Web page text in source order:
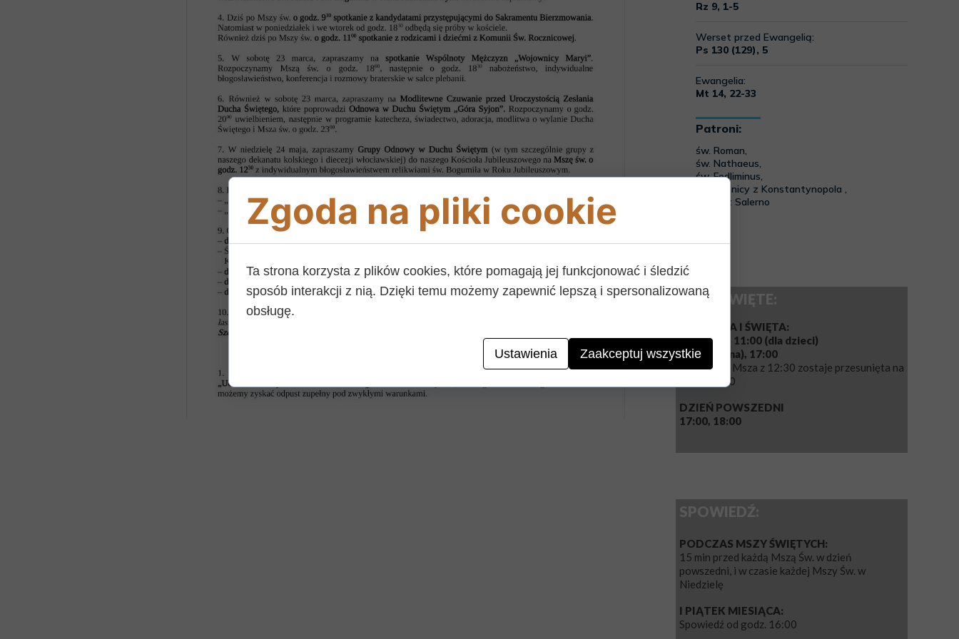
SPOWIEDŹ:
PODCZAS MSZY ŚWIĘTYCH:
15 min przed każdą Mszą Św. w dzień
powszedni, i w czasie każdej Mszy Św. w
Niedzielę
I PIĄTEK MIESIĄCA:
Spowiedź od godz. 16:00
MSZE ŚWIĘTE:
NIEDZIELA I ŚWIĘTA:
8:00, 9:30, 11:00 (dla dzieci)
12:30 (suma), 17:00
W wakacje Msza z 12:30 zostaje przesunięta na
godz. 12:00
DZIEŃ POWSZEDNI
17:00, 18:00
Zgoda na pliki cookie
Ta strona korzysta z plików cookies, które pomagają jej funkcjonować i śledzić
sposób interakcji z nią. Dzięki temu możemy zapewnić lepszą i spersonalizowaną
obsługę.
Ustawienia Zaakceptuj wszystkie